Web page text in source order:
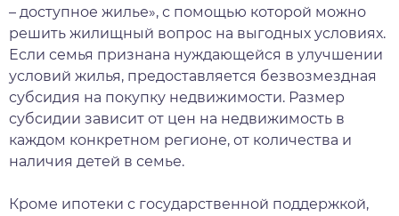
– доступное жилье», с помощью которой можно
решить жилищный вопрос на выгодных условиях.
Если семья признана нуждающейся в улучшении
условий жилья, предоставляется безвозмездная
субсидия на покупку недвижимости. Размер
субсидии зависит от цен на недвижимость в
каждом конкретном регионе, от количества и
наличия детей в семье.
Кроме ипотеки с государственной поддержкой,